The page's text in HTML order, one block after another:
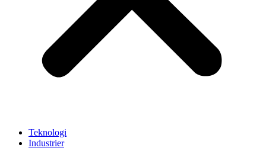
Teknologi
Industrier